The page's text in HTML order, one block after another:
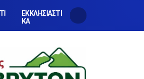
ΕΚΚΛΗΣΙΑΣΤΙ
ΚΑ